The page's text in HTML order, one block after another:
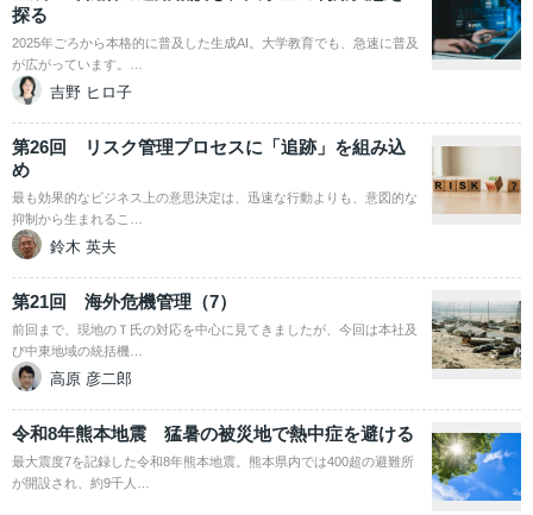
探る
2025年ごろから本格的に普及した生成AI。大学教育でも、急速に普及
が広がっています。…
吉野 ヒロ子
第26回 リスク管理プロセスに「追跡」を組み込
め
最も効果的なビジネス上の意思決定は、迅速な行動よりも、意図的な
抑制から生まれるこ…
鈴木 英夫
第21回 海外危機管理（7）
前回まで、現地のＴ氏の対応を中心に見てきましたが、今回は本社及
び中東地域の統括機…
高原 彦二郎
令和8年熊本地震 猛暑の被災地で熱中症を避ける
最大震度7を記録した令和8年熊本地震。熊本県内では400超の避難所
が開設され、約9千人…